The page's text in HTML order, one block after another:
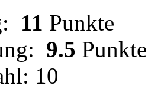
11 Punkte
9.5 Punkte
10